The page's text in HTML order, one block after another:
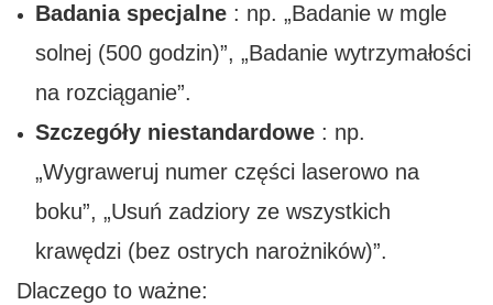
Badania specjalne: np. „Badanie w mgle
solnej (500 godzin)”, „Badanie wytrzymałości
na rozciąganie”.
Szczegóły niestandardowe: np.
„Wygraweruj numer części laserowo na
boku”, „Usuń zadziory ze wszystkich
krawędzi (bez ostrych narożników)”.
Dlaczego to ważne: